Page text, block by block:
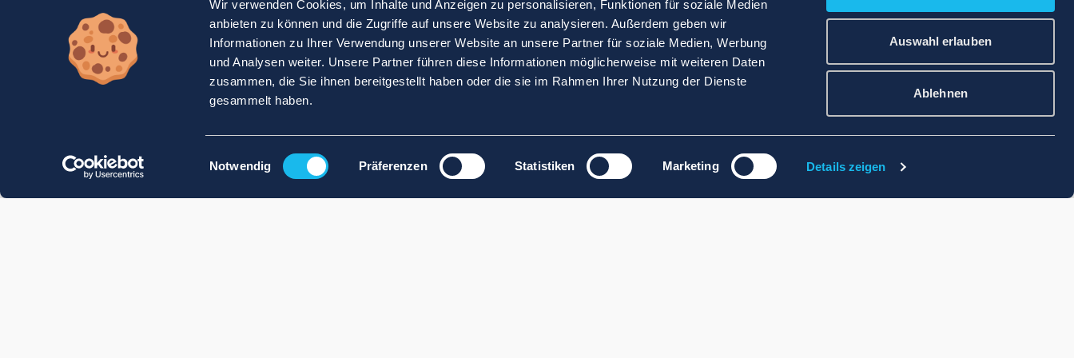
Wir verwenden Cookies, um Inhalte und Anzeigen zu personalisieren, Funktionen für soziale Medien
anbieten zu können und die Zugriffe auf unsere Website zu analysieren. Außerdem geben wir
Informationen zu Ihrer Verwendung unserer Website an unsere Partner für soziale Medien, Werbung
und Analysen weiter. Unsere Partner führen diese Informationen möglicherweise mit weiteren Daten
zusammen, die Sie ihnen bereitgestellt haben oder die sie im Rahmen Ihrer Nutzung der Dienste
gesammelt haben.
Einwilligungsauswahl
Notwendig Präferenzen Statistiken Marketing Details zeigen
Auswahl erlauben
Ablehnen